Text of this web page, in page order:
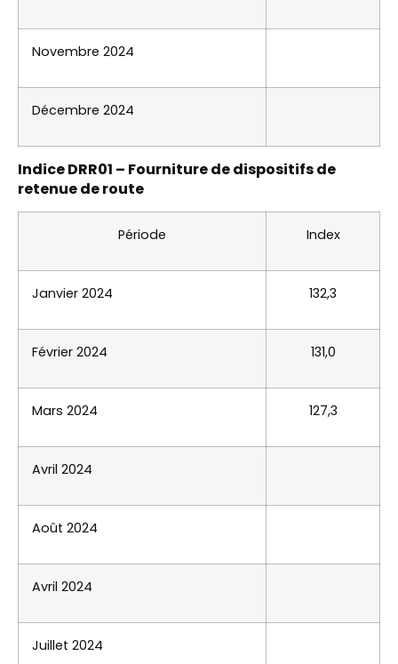
Novembre 2024
Décembre 2024
Indice DRR01 – Fourniture de dispositifs de
retenue de route
Période Index
Janvier 2024 132,3
Février 2024 131,0
Mars 2024 127,3
Avril 2024
Août 2024
Avril 2024
Juillet 2024